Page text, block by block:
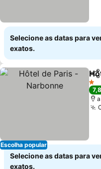
Selecione as datas para
exatos.
Escolha popular
1
7,8
Selecione as datas para
exatos.